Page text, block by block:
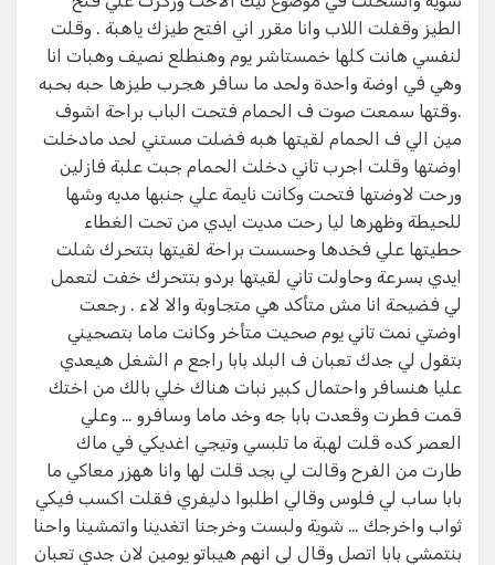
الطيز وقفلت اللاب وانا مقرر اني افتح طيزك ياهبة . وقلت
لنفسي هانت كلها خمستاشر يوم وهنطلع نصيف وهبات انا
وهي في اوضة واحدة ولحد ما سافر هجرب طيزها حبه بحبه
.وقتها سمعت صوت ف الحمام فتحت الباب براحة اشوف
مين الي ف الحمام لقيتها هبه فضلت مستني لحد مادخلت
اوضتها وقلت اجرب تاني دخلت الحمام جبت علبة فازلين
ورحت لاوضتها فتحت وكانت نايمة علي جنبها مديه وشها
للحيطة وظهرها ليا رحت مديت ايدي من تحت الغطاء
حطيتها علي فخدها وحسست براحة لقيتها بتتحرك شلت
ايدي بسرعة وحاولت تاني لقيتها بردو بتتحرك خفت لتعمل
لي فضيحة انا مش متأكد هي متجاوبة والا لاء . رجعت
اوضتي نمت تاني يوم صحيت متأخر وكانت ماما بتصحيني
بتقول لي جدك تعبان ف البلد بابا راجع م الشغل هيعدي
عليا هنسافر واحتمال كبير نبات هناك خلي بالك من اختك
قمت فطرت وقعدت بابا جه وخد ماما وسافرو … وعلي
العصر كده قلت لهبة ما تلبسي وتيجي اغديكي في ماك
طارت من الفرح وقالت لي بجد قلت لها وانا ههزر معاكي ما
بابا ساب لي فلوس وقالي اطلبوا دليفري فقلت اكسب فيكي
ثواب واخرجك … شوية ولبست وخرجنا اتغدينا واتمشينا واحنا
بنتمشي بابا اتصل وقال لي انهم هيباتو يومين لان جدي تعبان